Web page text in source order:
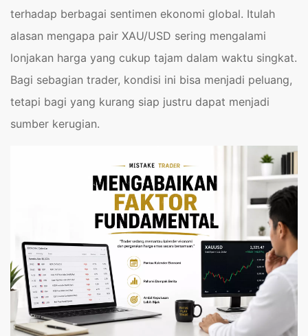
terhadap berbagai sentimen ekonomi global. Itulah
alasan mengapa pair XAU/USD sering mengalami
lonjakan harga yang cukup tajam dalam waktu singkat.
Bagi sebagian trader, kondisi ini bisa menjadi peluang,
tetapi bagi yang kurang siap justru dapat menjadi
sumber kerugian.